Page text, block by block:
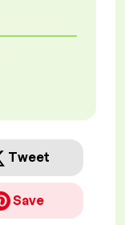
Tweet
Save